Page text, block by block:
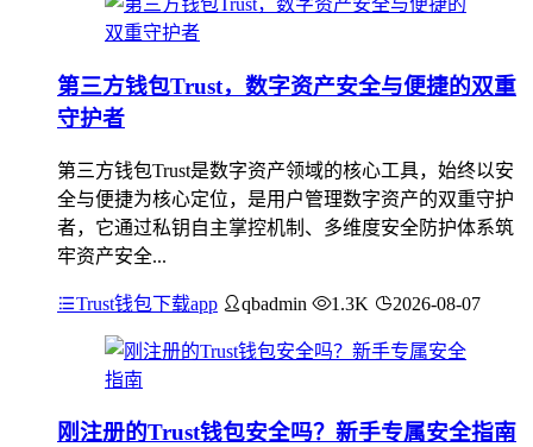
第三方钱包Trust，数字资产安全与便捷的双重
守护者
第三方钱包Trust是数字资产领域的核心工具，始终以安
全与便捷为核心定位，是用户管理数字资产的双重守护
者，它通过私钥自主掌控机制、多维度安全防护体系筑
牢资产安全...
Trust钱包下载app qbadmin 1.3K 2026-08-07
刚注册的Trust钱包安全吗？新手专属安全指南